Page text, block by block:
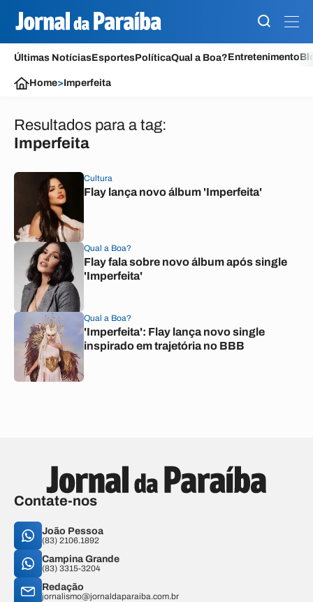
Últimas NotíciasEsportesPolíticaQual a Boa?Entretenimento
Home>Imperfeita
Resultados para a tag:
Imperfeita
Cultura
Flay lança novo álbum 'Imperfeita'
Qual a Boa?
Flay fala sobre novo álbum após single
'Imperfeita'
Qual a Boa?
'Imperfeita': Flay lança novo single
inspirado em trajetória no BBB
Contate-nos
João Pessoa
(83) 2106.1892
Campina Grande
(83) 3315-3204
Redação
jornalismo@jornaldaparaiba.com.br